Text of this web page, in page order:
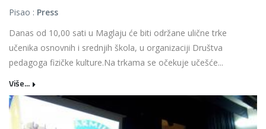
Pisao : Press
Danas od 10,00 sati u Maglaju će biti održane ulične trke
učenika osnovnih i srednjih škola, u organizaciji Društva
pedagoga fizičke kulture.Na trkama se očekuje učešće...
Više...